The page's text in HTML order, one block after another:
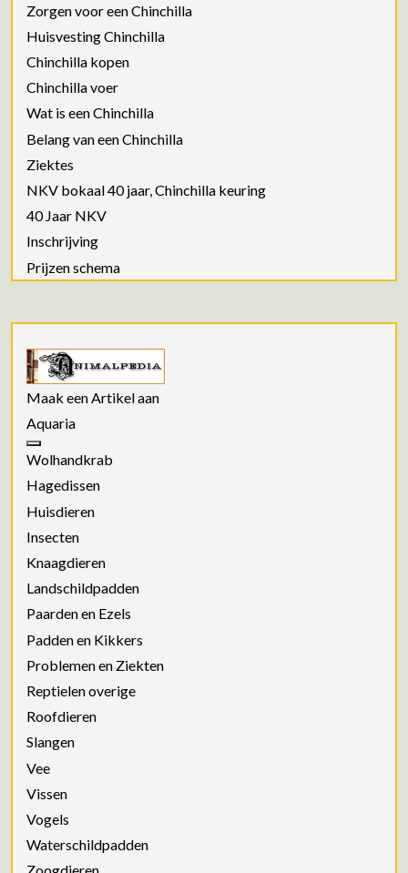
Zorgen voor een Chinchilla
Huisvesting Chinchilla
Chinchilla kopen
Chinchilla voer
Wat is een Chinchilla
Belang van een Chinchilla
Ziektes
NKV bokaal 40 jaar, Chinchilla keuring
40 Jaar NKV
Inschrijving
Prijzen schema
Maak een Artikel aan
Aquaria
Wolhandkrab
Hagedissen
Huisdieren
Insecten
Knaagdieren
Landschildpadden
Paarden en Ezels
Padden en Kikkers
Problemen en Ziekten
Reptielen overige
Roofdieren
Slangen
Vee
Vissen
Vogels
Waterschildpadden